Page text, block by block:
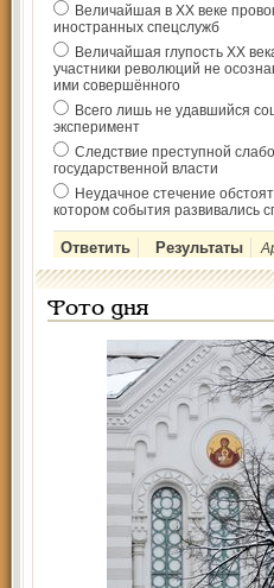
Величайшая в ХХ веке
иностранных спецслужб
Величайшая глупость ХХ
участники революций не
ими совершённого
Всего лишь не удавшийся
эксперимент
Следствие преступной
государственной власти
Неудачное стечение
котором события развивались
Фото дня